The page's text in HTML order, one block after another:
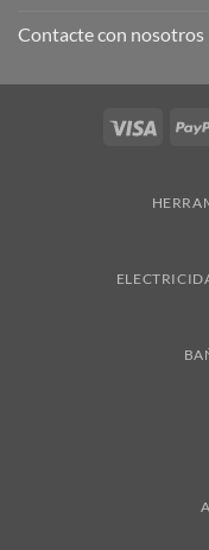
Contacte con nosotros
Visa